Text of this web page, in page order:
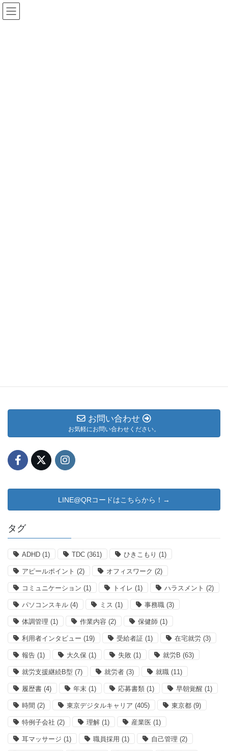
コ
ン
ナ
ビ
お問い合わせ
お気軽にお問い合わせください。
LINE@QRコードはこちらから！→
タグ
ADHD (1) TDC (361) ひきこもり (1)
アピールポイント (2) オフィスワーク (2)
コミュニケーション (1) トイレ (1) ハラスメント (2)
パソコンスキル (4) ミス (1) 事務職 (3)
体調管理 (1) 作業内容 (2) 保健師 (1)
利用者インタビュー (19) 受給者証 (1) 在宅就労 (3)
報告 (1) 大久保 (1) 失敗 (1) 就労B (63)
就労支援継続B型 (7) 就労者 (3) 就職 (11)
履歴書 (4) 年末 (1) 応募書類 (1) 早朝覚醒 (1)
時間 (2) 東京デジタルキャリア (405) 東京都 (9)
特例子会社 (2) 理解 (1) 産業医 (1)
耳マッサージ (1) 職員採用 (1) 自己管理 (2)